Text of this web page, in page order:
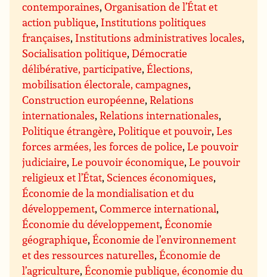
contemporaines,Organisation de l’État et
action publique, Institutions politiques
françaises, Institutions administratives locales,
Socialisation politique,Démocratie
délibérative, participative,Élections,
mobilisation électorale, campagnes,
Construction européenne,Relations
internationales,Relations internationales,
Politique étrangère,Politique et pouvoir,Les
forces armées, les forces de police,Le pouvoir
judiciaire,Le pouvoir économique,Le pouvoir
religieux et l’État, Sciences économiques,
Économie de la mondialisation et du
développement,Commerce international,
Économie du développement,Économie
géographique,Économie de l’environnement
et des ressources naturelles,Économie de
l’agriculture,Économie publique, économie du